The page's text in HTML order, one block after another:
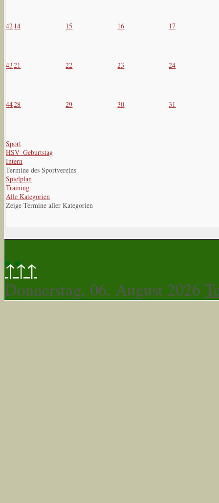
42 14 15 16 17
4321 22 23 24
4428 29 30 31
Sport
HSV_Geburtstag
Intern
Termine des Sportvereins
Spielplan
Training
Alle Kategorien
Zeige Termine aller Kategorien
↑↑↑
Donnerstag, 06. August 2026